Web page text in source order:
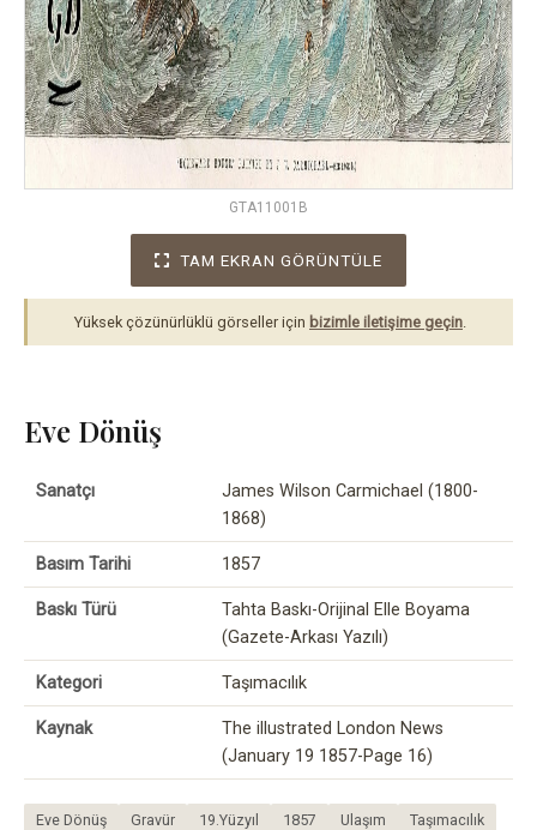
GTA11001B
TAM EKRAN GÖRÜNTÜLE
Yüksek çözünürlüklü görseller için bizimle iletişime geçin
Eve Dönüş
Sanatçı
James Wilson Carmichael (1800-
1868)
Basım Tarihi 1857
Baskı Türü
Tahta Baskı-Orijinal Elle Boyama
(Gazete-Arkası Yazılı)
Kategori Taşımacılık
Kaynak
The illustrated London News
(January 19 1857-Page 16)
Eve Dönüş Gravür 19.Yüzyıl 1857 Ulaşım
Taşımacılık